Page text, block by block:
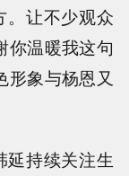
。让不少观众
你温暖我这句
形象与杨恩又
延持续关注生